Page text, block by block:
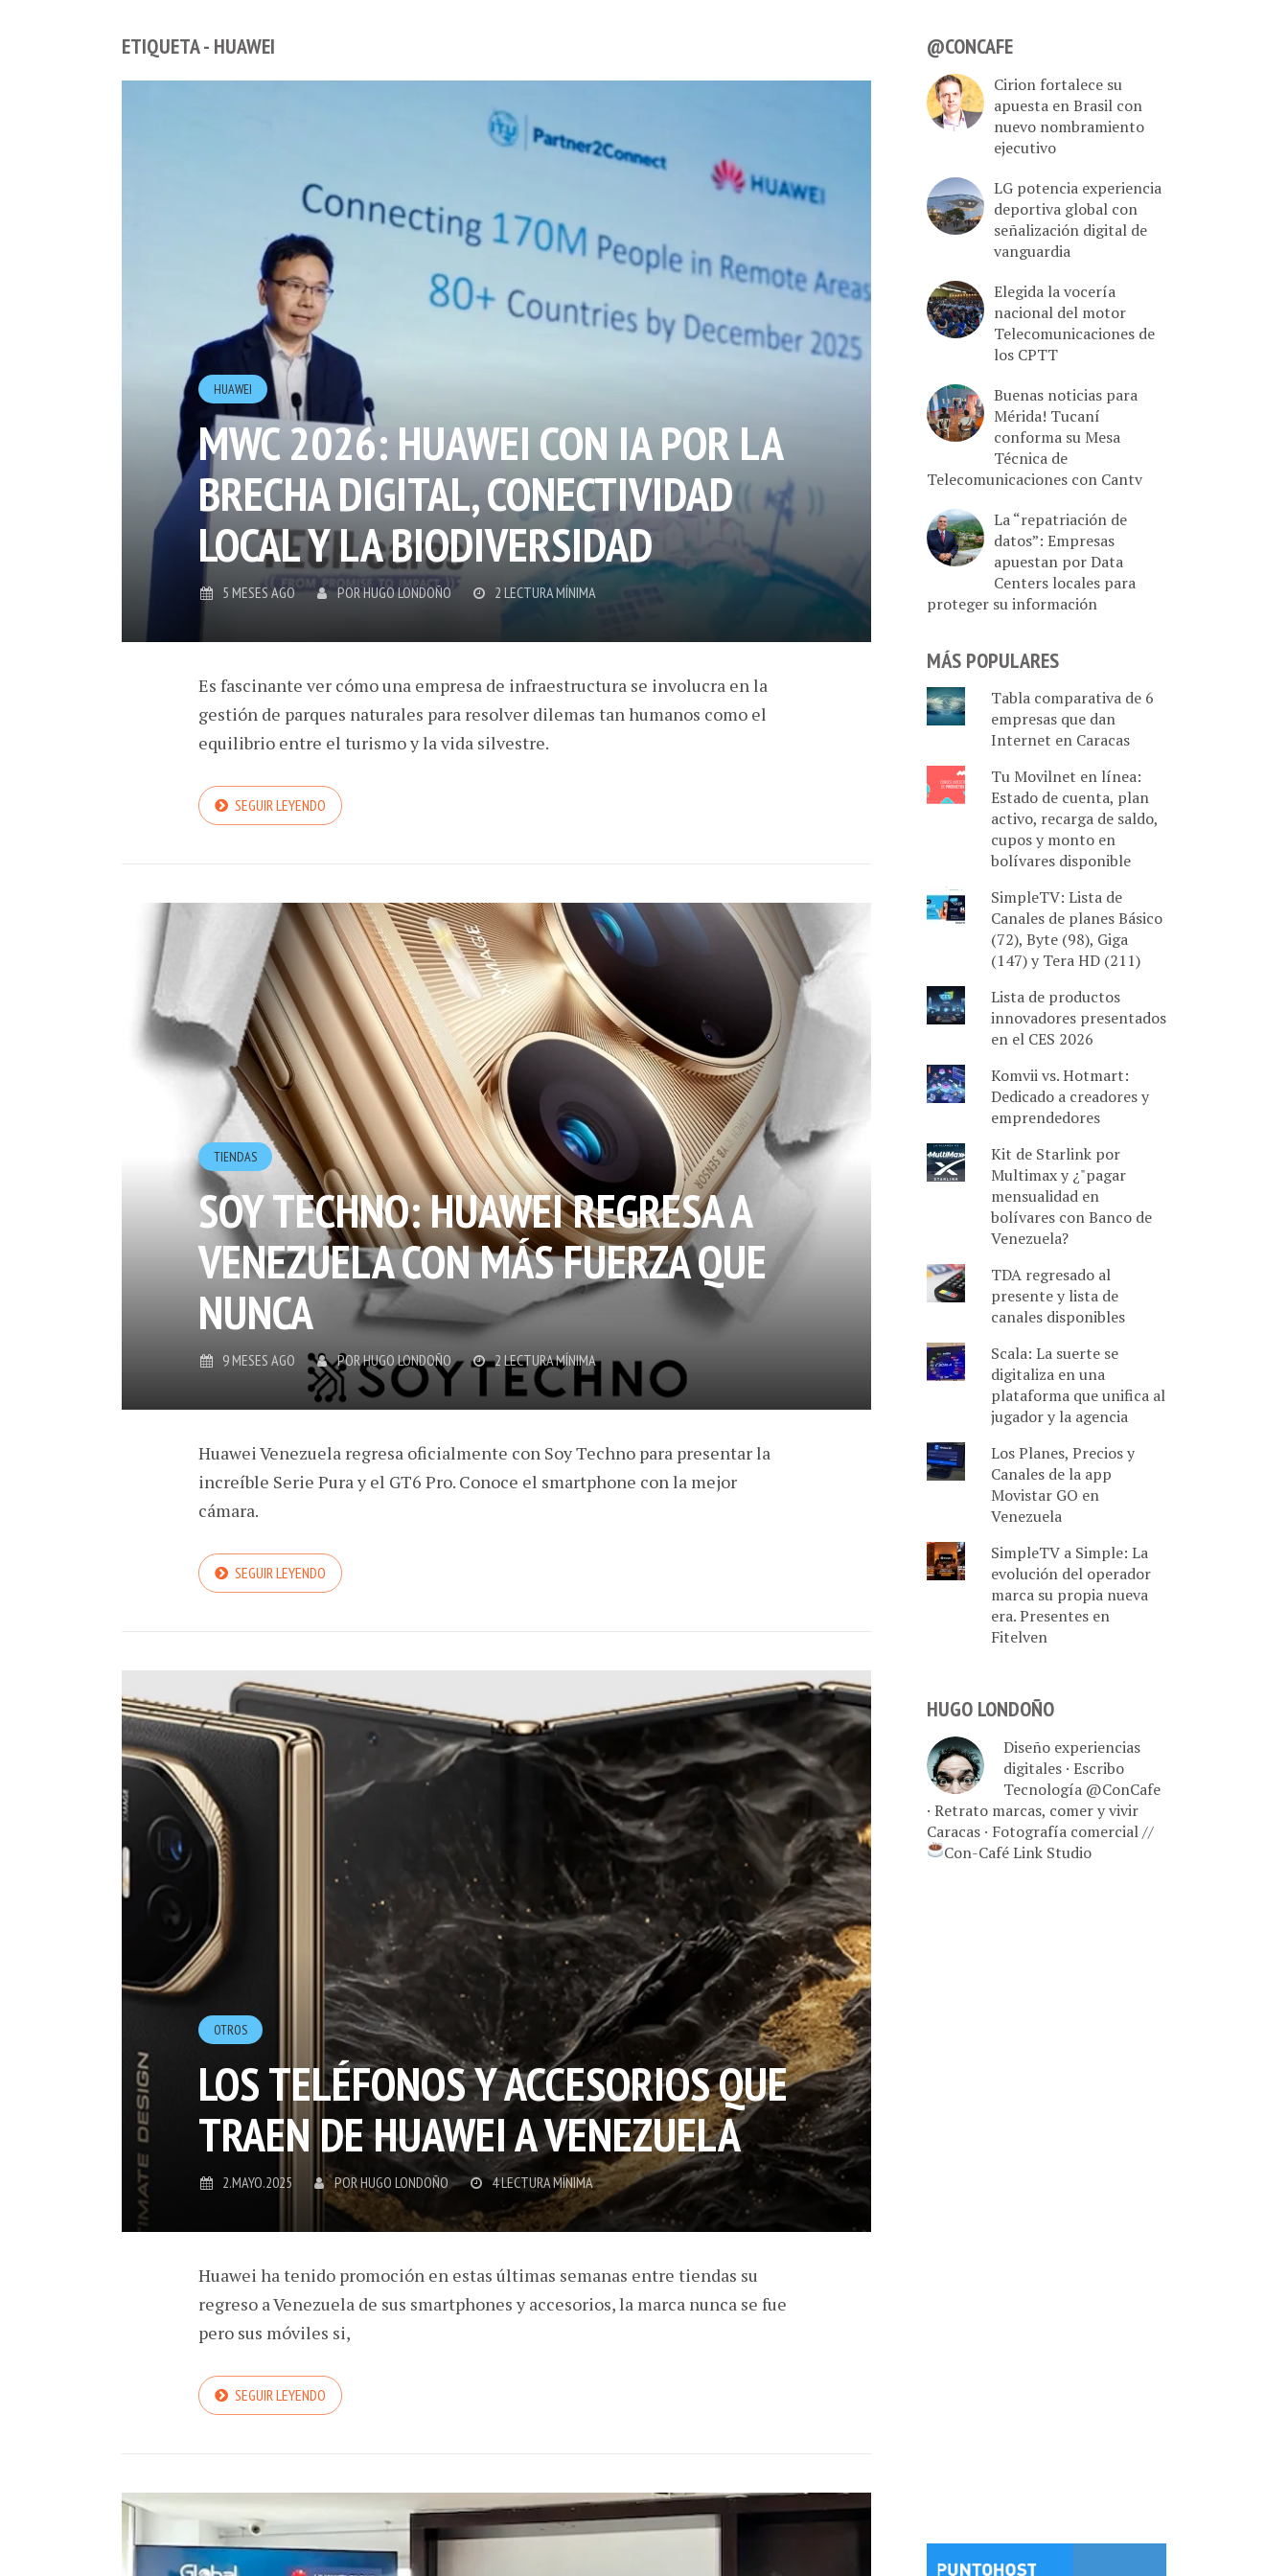
ETIQUETA - HUAWEI
HUAWEI
MWC 2026: HUAWEI CON IA POR LA
BRECHA DIGITAL, CONECTIVIDAD
LOCAL Y LA BIODIVERSIDAD
5 MESES AGO PORHUGO LONDOÑO 2 LECTURA MÍNIMA
Es fascinante ver cómo una empresa de infraestructura se involucra en la
gestión de parques naturales para resolver dilemas tan humanos como el
equilibrio entre el turismo y la vida silvestre.
SEGUIR LEYENDO
TIENDAS
SOY TECHNO: HUAWEI REGRESA A
VENEZUELA CON MÁS FUERZA QUE
NUNCA
9 MESES AGO PORHUGO LONDOÑO 2 LECTURA MÍNIMA
Huawei Venezuela regresa oficialmente con Soy Techno para presentar la
increíble Serie Pura y el GT6 Pro. Conoce el smartphone con la mejor
cámara.
SEGUIR LEYENDO
OTROS
LOS TELÉFONOS Y ACCESORIOS QUE
TRAEN DE HUAWEI A VENEZUELA
2.MAYO.2025 PORHUGO LONDOÑO 4 LECTURA MÍNIMA
Huawei ha tenido promoción en estas últimas semanas entre tiendas su
regreso a Venezuela de sus smartphones y accesorios, la marca nunca se fue
pero sus móviles si,
SEGUIR LEYENDO
@CONCAFE
Cirion fortalece su
apuesta en Brasil con
nuevo nombramiento
ejecutivo
LG potencia experiencia
deportiva global con
señalización digital de
vanguardia
Elegida la vocería
nacional del motor
Telecomunicaciones de
los CPTT
Buenas noticias para
Mérida! Tucaní
conforma su Mesa
Técnica de
Telecomunicaciones con Cantv
La “repatriación de
datos”: Empresas
apuestan por Data
Centers locales para
proteger su información
MÁS POPULARES
Tabla comparativa de 6
empresas que dan
Internet en Caracas
Tu Movilnet en línea:
Estado de cuenta, plan
activo, recarga de saldo,
cupos y monto en
bolívares disponible
SimpleTV: Lista de
Canales de planes Básico
(72), Byte (98), Giga
(147) y Tera HD (211)
Lista de productos
innovadores presentados
en el CES 2026
Komvii vs. Hotmart:
Dedicado a creadores y
emprendedores
Kit de Starlink por
Multimax y ¿"pagar
mensualidad en
bolívares con Banco de
Venezuela?
TDA regresado al
presente y lista de
canales disponibles
Scala: La suerte se
digitaliza en una
plataforma que unifica al
jugador y la agencia
Los Planes, Precios y
Canales de la app
Movistar GO en
Venezuela
SimpleTV a Simple: La
evolución del operador
marca su propia nueva
era. Presentes en
Fitelven
HUGO LONDOÑO
Diseño experiencias
digitales · Escribo
Tecnología @ConCafe
· Retrato marcas, comer y vivir
Caracas · Fotografía comercial //
Con-Café Link Studio